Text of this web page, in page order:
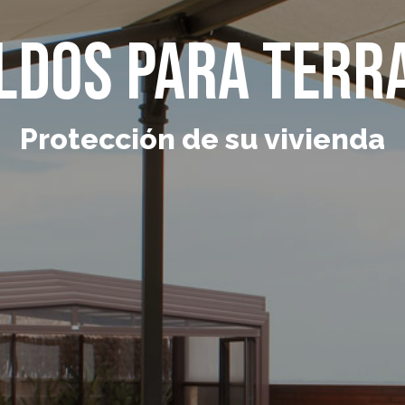
para
Protección de su vivienda